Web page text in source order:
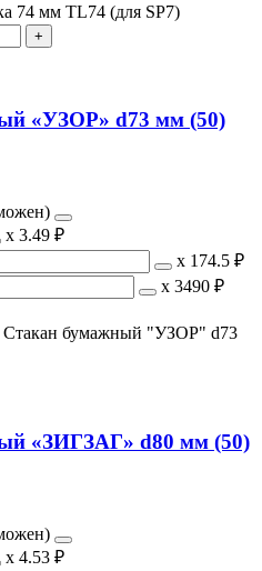
74 мм TL74 (для SP7)
«УЗОР» d73 мм (50)
х 3.49 ₽
х 174.5 ₽
х 3490 ₽
Стакан бумажный "УЗОР" d73
«ЗИГЗАГ» d80 мм (50)
х 4.53 ₽